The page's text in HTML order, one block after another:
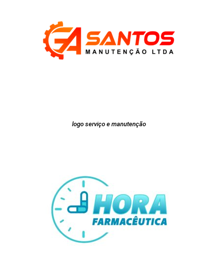
logo serviço e manutenção